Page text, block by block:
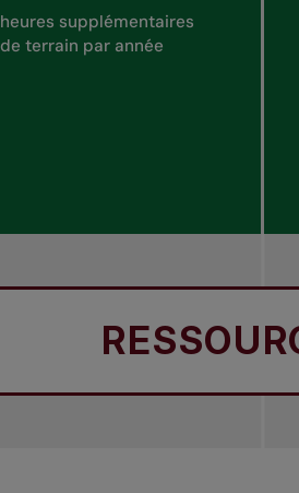
heures supplémentaires
de terrain par année
RESSOURCES